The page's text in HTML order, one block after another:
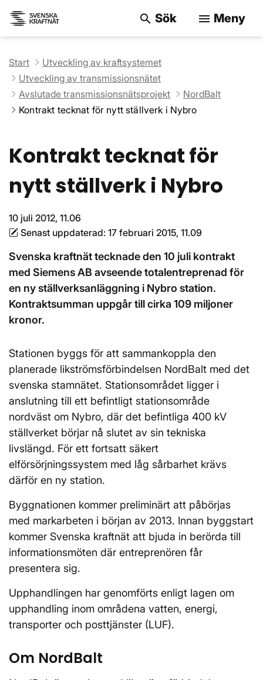
search Sök menu Meny
Start
Utveckling av kraftsystemet
Utveckling av transmissionsnätet
Avslutade transmissionsnätsprojekt
NordBalt
Kontrakt tecknat för nytt ställverk i Nybro
Kontrakt tecknat för
nytt ställverk i Nybro
10 juli 2012, 11.06
Senast uppdaterad: 17 februari 2015, 11.09
Svenska kraftnät tecknade den 10 juli kontrakt
med Siemens AB avseende totalentreprenad för
en ny ställverksanläggning i Nybro station.
Kontraktsumman uppgår till cirka 109 miljoner
kronor.
Stationen byggs för att sammankoppla den
planerade likströmsförbindelsen NordBalt med det
svenska stamnätet. Stationsområdet ligger i
anslutning till ett befintligt stationsområde
nordväst om Nybro, där det befintliga 400 kV
ställverket börjar nå slutet av sin tekniska
livslängd. För ett fortsatt säkert
elförsörjningssystem med låg sårbarhet krävs
därför en ny station.
Byggnationen kommer preliminärt att påbörjas
med markarbeten i början av 2013. Innan byggstart
kommer Svenska kraftnät att bjuda in berörda till
informationsmöten där entreprenören får
presentera sig.
Upphandlingen har genomförts enligt lagen om
upphandling inom områdena vatten, energi,
transporter och posttjänster (LUF).
Om NordBalt